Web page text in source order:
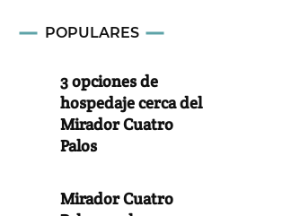
POPULARES
3 opciones de
hospedaje cerca del
Mirador Cuatro
Palos
Mirador Cuatro